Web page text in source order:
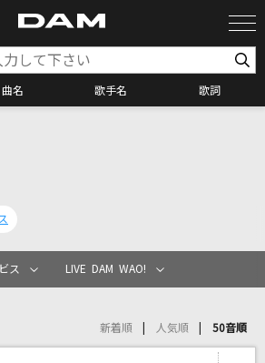
曲名 歌手名 歌詞
カラオケリクエスト
ス LIVE DAM WAO!
新着順 人気順 50音順